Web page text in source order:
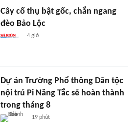
Cây cổ thụ bật gốc, chắn ngang
đèo Bảo Lộc
4 giờ
Dự án Trường Phổ thông Dân tộc
nội trú Pi Năng Tắc sẽ hoàn thành
trong tháng 8
19 phút